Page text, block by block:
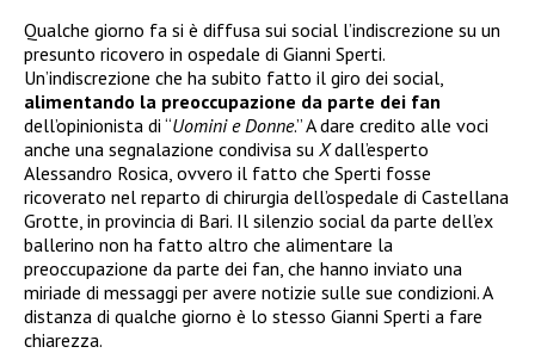
Qualche giorno fa si è diffusa sui social l’indiscrezione su un
presunto ricovero in ospedale di Gianni Sperti.
Un’indiscrezione che ha subito fatto il giro dei social,
alimentando la preoccupazione da parte dei fan
dell’opinionista di “Uomini e Donne.” A dare credito alle voci
anche una segnalazione condivisa su Xdall’esperto
Alessandro Rosica, ovvero il fatto che Sperti fosse
ricoverato nel reparto di chirurgia dell’ospedale di Castellana
Grotte, in provincia di Bari. Il silenzio social da parte dell’ex
ballerino non ha fatto altro che alimentare la
preoccupazione da parte dei fan, che hanno inviato una
miriade di messaggi per avere notizie sulle sue condizioni. A
distanza di qualche giorno è lo stesso Gianni Sperti a fare
chiarezza.